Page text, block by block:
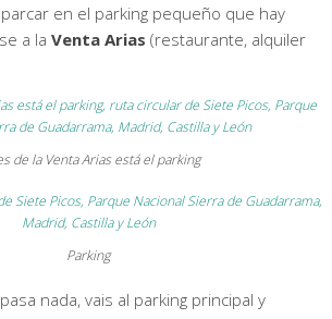
en el parking pequeño que hay
a la Venta Arias (restaurante, alquiler
de la Venta Arias está el parking
Parking
nada, vais al parking principal y